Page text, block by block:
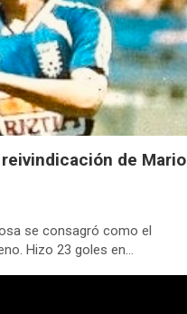
de Mario
se consagró como el
Hizo 23 goles en…